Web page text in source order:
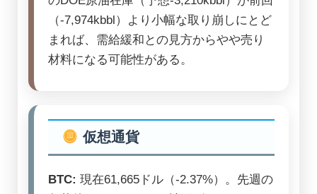
（-7,974kbbl）より小幅な取り崩しにとど
まれば、需給緩和との見方からやや売り
材料になる可能性がある。
仮想通貨
BTC: 現在61,665ドル（-2.37%）。先週の